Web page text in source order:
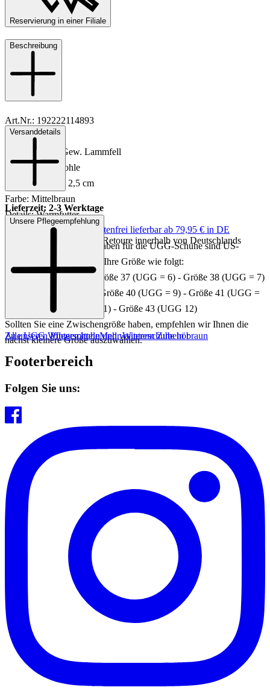
Reservierung in einer Filiale
Beschreibung
Art.Nr.: 192222114893
Material: Leder
Innenmaterial: Gew. Lammfell
Sohle: Gummisohle
Absatzhöhe: ca. 2,5 cm
Farbe: Mittelbraun
Details: Warmfutter
: Die Größenangaben für die UGG-Schuhe sind US-
Größen. Bitte wählen Sie Ihre Größe wie folgt:
Größe 36 (UGG = 5) - Größe 37 (UGG = 6) - Größe 38 (UGG = 7)
- Größe 39 (UGG = 8) - Größe 40 (UGG = 9) - Größe 41 (UGG =
10) - Größe 42 (UGG = 11) - Größe 43 (UGG 12)
Sollten Sie eine Zwischengröße haben, empfehlen wir Ihnen die
nächst kleinere Größe auszuwählen.
Versanddetails
Lieferzeit: 2-3 Werktage
Keine Versandkosten:
kostenfrei lieferbar ab 79,95 € in DE
Einfache und Kostenlose Retoure innerhalb von Deutschlands
Unsere Pflegeempfehlung
Zu unseren Pflegemitteln und weiterem Zubehör
Alle UGG WinterschuheMehr Winterschuhe in braun
Footerbereich
Folgen Sie uns: